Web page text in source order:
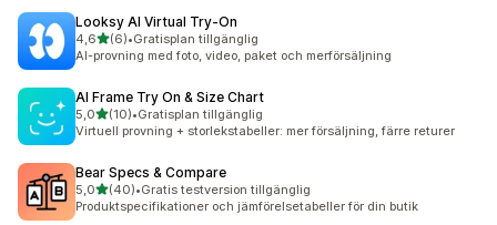
Looksy AI Virtual Try‑On
4,6av 5 stjärnor
(6)
6 recensioner totalt
•Gratisplan tillgänglig
AI-provning med foto, video, paket och merförsäljning
AI Frame Try On & Size Chart
5,0av 5 stjärnor
(10)
10 recensioner totalt
•Gratisplan tillgänglig
Virtuell provning + storlekstabeller: mer försäljning, färre returer
Bear Specs & Compare
5,0av 5 stjärnor
(40)
40 recensioner totalt
•Gratis testversion tillgänglig
Produktspecifikationer och jämförelsetabeller för din butik